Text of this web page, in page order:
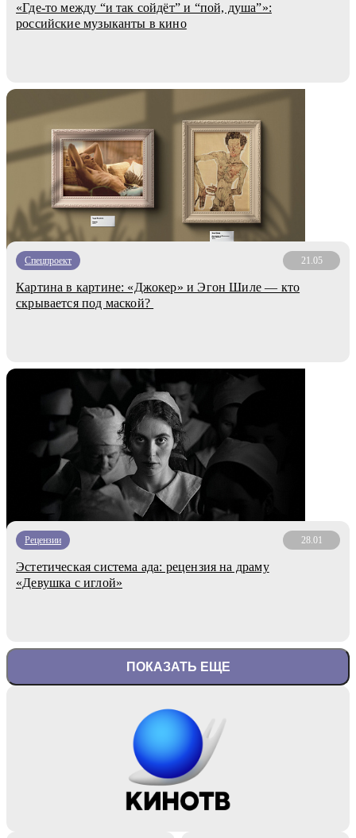
«Где-то между “и так сойдёт” и “пой, душа”»:
российские музыканты в кино
Спецпроект 21.05
Картина в картине: «Джокер» и Эгон Шиле — кто
скрывается под маской?
Рецензии 28.01
Эстетическая система ада: рецензия на драму
«Девушка с иглой»
ПОКАЗАТЬ ЕЩЕ